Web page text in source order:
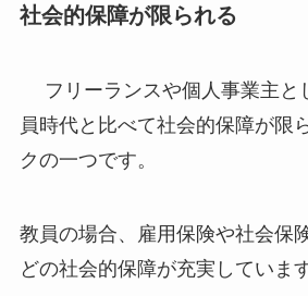
社会的保障が限られる
フリーランスや個人事業主と
員時代と比べて社会的保障が限
クの一つです。
教員の場合、雇用保険や社会保
どの社会的保障が充実しています